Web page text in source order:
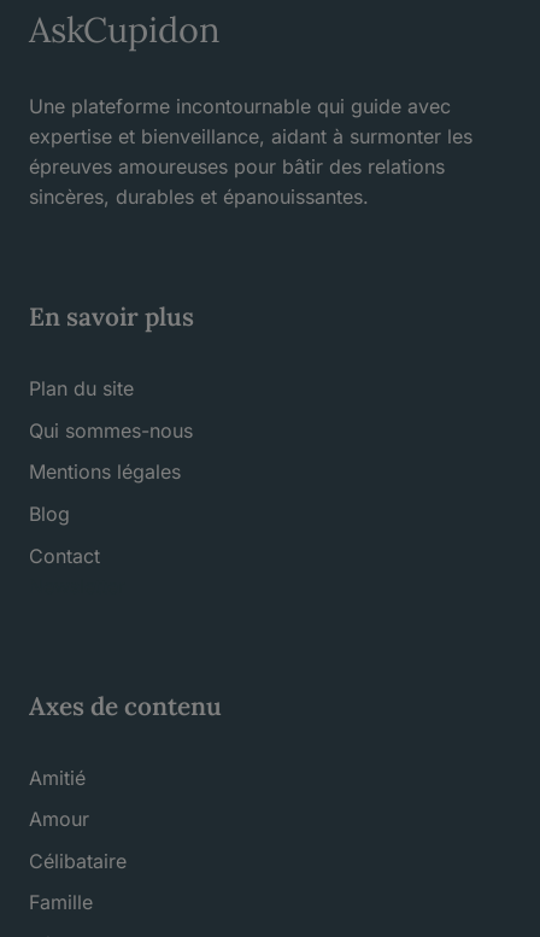
AskCupidon
Une plateforme incontournable qui guide avec
expertise et bienveillance, aidant à surmonter les
épreuves amoureuses pour bâtir des relations
sincères, durables et épanouissantes.
En savoir plus
Plan du site
Qui sommes-nous
Mentions légales
Blog
Contact
Axes de contenu
Amitié
Amour
Célibataire
Famille